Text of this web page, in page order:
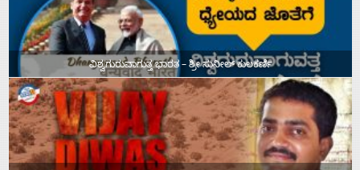
ವಿಶ್ವಗುರುವಾಗುತ್ತ ಭಾರತ – ಶ್ರೀ ಸುನೀಲ್‌ ಕುಲಕರ್ಣಿ